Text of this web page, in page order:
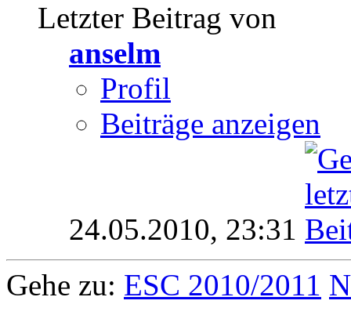
Letzter Beitrag von
anselm
Profil
Beiträge anzeigen
24.05.2010, 23:31
Gehe zu: ESC 2010/2011